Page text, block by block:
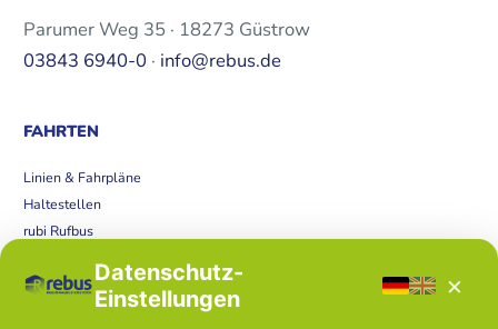
Parumer Weg 35 · 18273 Güstrow
03843 6940-0 · info@rebus.de
FAHRTEN
Linien & Fahrpläne
Haltestellen
rubi Rufbus
Störungen Datenschutz-
Einstellungen
×